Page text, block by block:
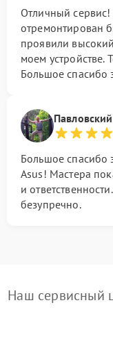
Отличный
отремонтирован
проявили
моем устройстве.
Большое спасибо
Большое спасибо
Asus! Мастера
и
безупречно.
Наш сервисный